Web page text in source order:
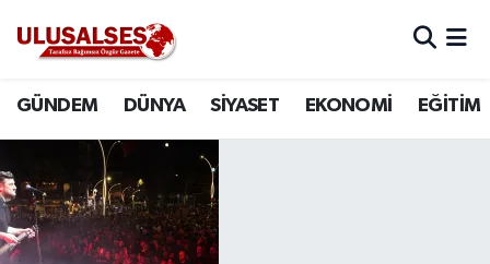
GÜNDEM DÜNYA SİYASET EKONOMİ EĞİTİM
DÜNYA
SİYASET
EKONOMİ
Trafik Durumu
Süper Lig Puan Durumu ve Fikstür
Tüm Manşetler